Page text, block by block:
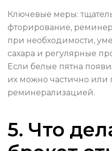
Ключевые меры:
фторирование,
при необходимости,
сахара и регулярные
Если белые пятна
их можно частично или
реминерализацией.
5. Что